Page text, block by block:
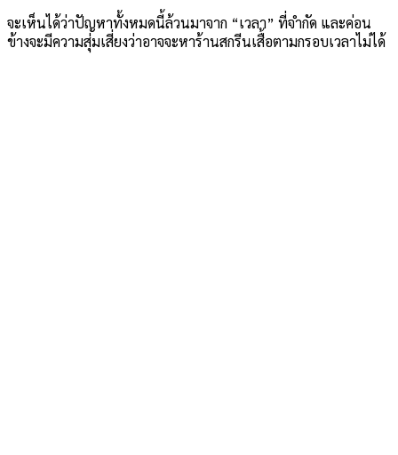
จะเห็นได้ว่าปัญหาทั้งหมดนี้ล้วนมาจาก “เวลา” ที่จำกัด และค่อน
ข้างจะมีความสุ่มเสี่ยงว่าอาจจะหาร้านสกรีนเสื้อตามกรอบเวลาไม่ได้